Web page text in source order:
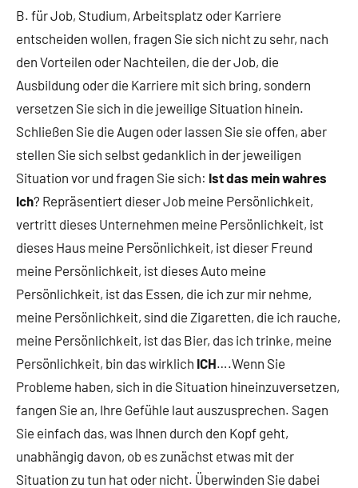
B. für Job, Studium, Arbeitsplatz oder Karriere
entscheiden wollen, fragen Sie sich nicht zu sehr, nach
den Vorteilen oder Nachteilen, die der Job, die
Ausbildung oder die Karriere mit sich bring, sondern
versetzen Sie sich in die jeweilige Situation hinein.
Schließen Sie die Augen oder lassen Sie sie offen, aber
stellen Sie sich selbst gedanklich in der jeweiligen
Situation vor und fragen Sie sich: Ist das mein wahres
Ich? Repräsentiert dieser Job meine Persönlichkeit,
vertritt dieses Unternehmen meine Persönlichkeit, ist
dieses Haus meine Persönlichkeit, ist dieser Freund
meine Persönlichkeit, ist dieses Auto meine
Persönlichkeit, ist das Essen, die ich zur mir nehme,
meine Persönlichkeit, sind die Zigaretten, die ich rauche,
meine Persönlichkeit, ist das Bier, das ich trinke, meine
Persönlichkeit, bin das wirklich ICH….Wenn Sie
Probleme haben, sich in die Situation hineinzuversetzen,
fangen Sie an, Ihre Gefühle laut auszusprechen. Sagen
Sie einfach das, was Ihnen durch den Kopf geht,
unabhängig davon, ob es zunächst etwas mit der
Situation zu tun hat oder nicht. Überwinden Sie dabei